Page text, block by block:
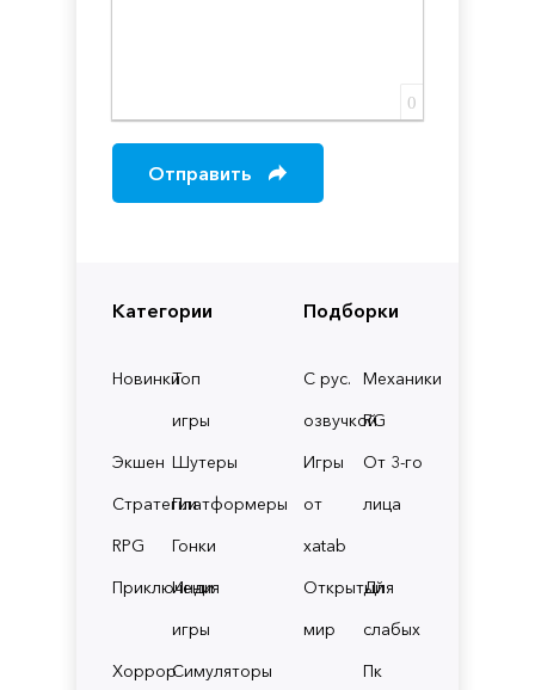
Категории
НовинкиТоп
игры
Экшен Шутеры
СтратегииПлатформеры
RPG
Гонки
Приключения
Инди
игры
ХоррорСимуляторы
Подборки
С рус.
озвучкой
Механики
RG
Игры
от
xatab
От 3-го
лица
Открытый
мир
Для
слабых
Пк
0
Отправить